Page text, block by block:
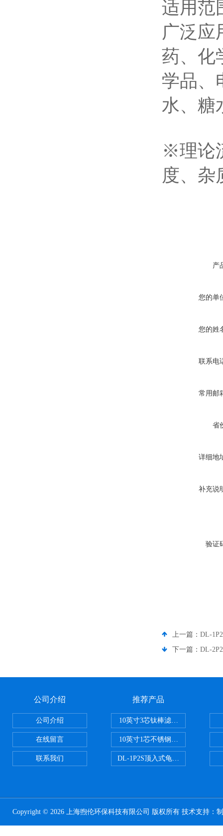
适用范
广泛应
药、化
学品、
水、糖
※理论
度、杂
产
您的单
您的姓
联系电
常用邮
省
详细地
补充说
验证
上一篇： DL-
下一篇： DL-
公司介绍
公司介绍
在线留言
联系我们
推荐产品
10英寸3芯钛棒滤芯过滤器
10英寸1芯不锈钢钛棒过滤器
DL-1P2S顶入式龟背过滤器
Copyright © 2026 上海煦伦环保科技有限公司 版权所有 技术支持：